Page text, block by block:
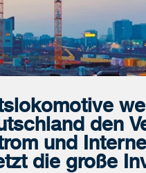
den
und
die große